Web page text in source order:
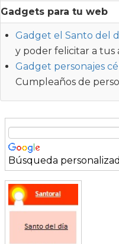
Gadgets para tu web
Gadget el Santo del
y poder felicitar a tus
Gadget personajes
Cumpleaños de
Búsqueda